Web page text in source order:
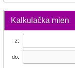
Kalkulačka mien
z:
do: